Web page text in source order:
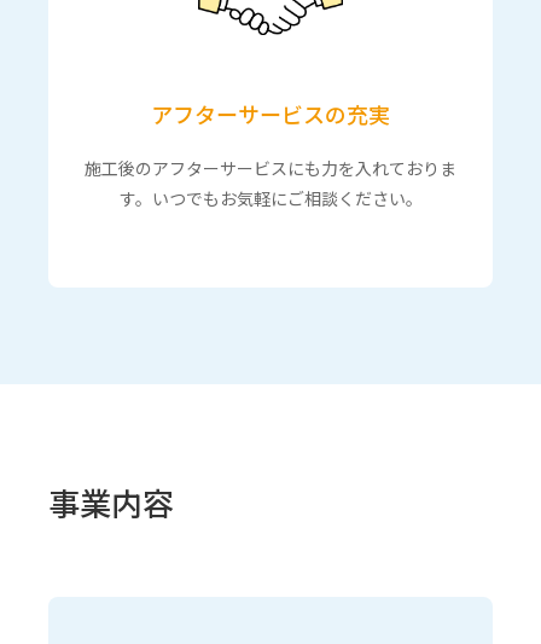
アフターサービスの充実
施工後のアフターサービスにも力を入れておりま
す。いつでもお気軽にご相談ください。
事業内容